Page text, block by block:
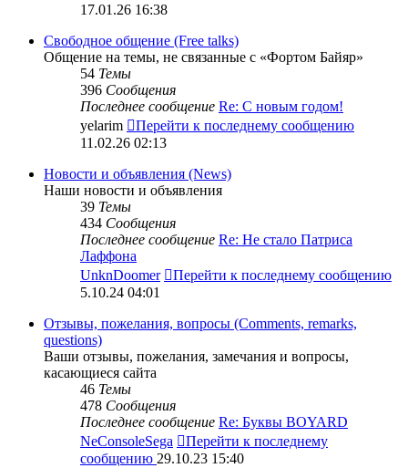
17.01.26 16:38
Свободное общение (Free talks)
Общение на темы, не связанные с «Фортом Байяр»
54 Темы
396 Сообщения
Последнее сообщение Re: С новым годом!
yelarim
Перейти к последнему сообщению
11.02.26 02:13
Новости и объявления (News)
Наши новости и объявления
39 Темы
434 Сообщения
Последнее сообщение Re: Не стало Патриса
Лаффона
UnknDoomer
Перейти к последнему сообщению
5.10.24 04:01
Отзывы, пожелания, вопросы (Comments, remarks,
questions)
Ваши отзывы, пожелания, замечания и вопросы,
касающиеся сайта
46 Темы
478 Сообщения
Последнее сообщение Re: Буквы BOYARD
NeConsoleSega
Перейти к последнему
сообщению 29.10.23 15:40